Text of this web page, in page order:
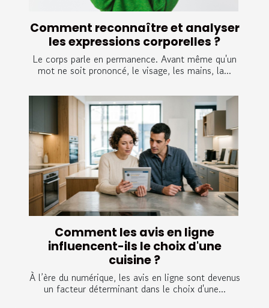
Comment reconnaître et analyser
les expressions corporelles ?
Le corps parle en permanence. Avant même qu'un
mot ne soit prononcé, le visage, les mains, la...
Comment les avis en ligne
influencent-ils le choix d'une
cuisine ?
À l’ère du numérique, les avis en ligne sont devenus
un facteur déterminant dans le choix d'une...